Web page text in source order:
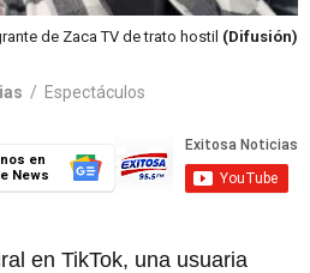
de Zaca TV de trato hostil (Difusión)
/ Espectáculos
en
News
en TikTok, una usuaria